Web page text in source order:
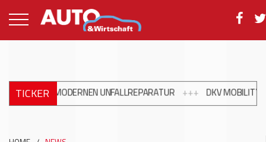
TICKER
MODERNEN UNFALLREPARATUR +++ DKV MOBILITY UND